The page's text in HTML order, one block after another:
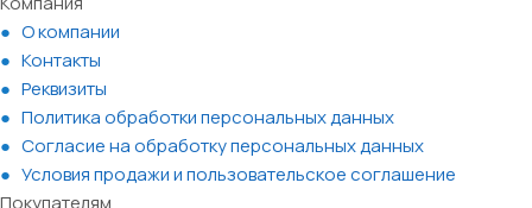
О компании
Контакты
Реквизиты
Политика обработки персональных данных
Согласие на обработку персональных данных
Условия продажи и пользовательское соглашение
Покупателям